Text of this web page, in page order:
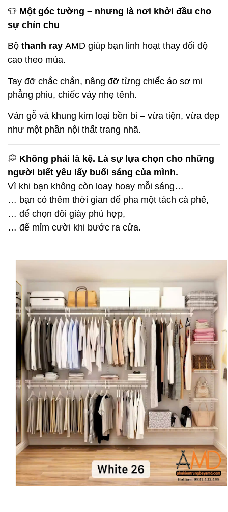
👕 Một góc tường – nhưng là nơi khởi đầu cho
sự chỉn chu
Bộ thanh ray AMD giúp bạn linh hoạt thay đổi độ
cao theo mùa.
Tay đỡ chắc chắn, nâng đỡ từng chiếc áo sơ mi
phẳng phiu, chiếc váy nhẹ tênh.
Ván gỗ và khung kim loại bền bỉ – vừa tiện, vừa đẹp
như một phần nội thất trang nhã.
💭 Không phải là kệ. Là sự lựa chọn cho những
người biết yêu lấy buổi sáng của mình.
Vì khi bạn không còn loay hoay mỗi sáng…
… bạn có thêm thời gian để pha một tách cà phê,
… để chọn đôi giày phù hợp,
… để mỉm cười khi bước ra cửa.